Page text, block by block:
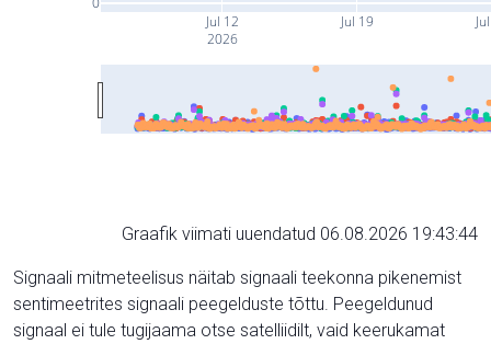
Jul 12
2026
Jul 19
Graafik viimati uuendatud 06.08.2026 19:43:44
Signaali mitmeteelisus näitab signaali teekonna pikenemist
sentimeetrites signaali peegelduste tõttu. Peegeldunud
signaal ei tule tugijaama otse satelliidilt, vaid keerukamat